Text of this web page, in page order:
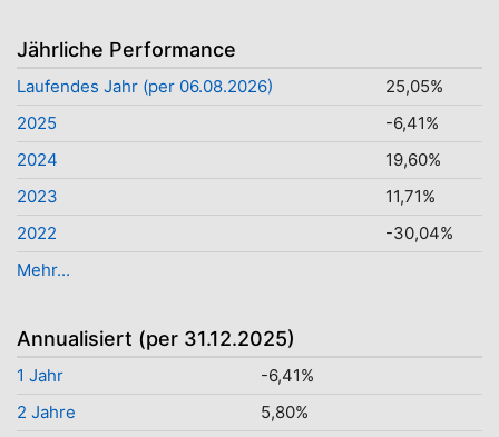
Jährliche Performance
Laufendes Jahr (per 06.08.2026)
25,05%
2025
-6,41%
2024
19,60%
2023
11,71%
2022
-30,04%
Mehr...
Annualisiert (per 31.12.2025)
1 Jahr
-6,41%
2 Jahre
5,80%